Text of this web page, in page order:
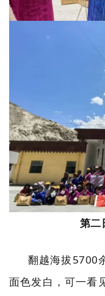
第二
翻越海拔5700
面色发白，可一看